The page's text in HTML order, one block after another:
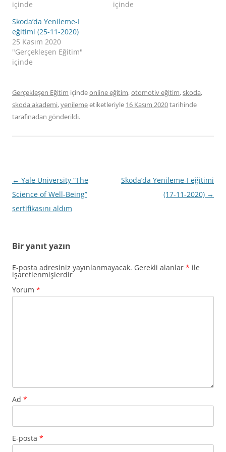
içinde
içinde
Skoda’da Yenileme-I
eğitimi (25-11-2020)
25 Kasım 2020
"Gerçekleşen Eğitim"
içinde
Gerçekleşen Eğitim içindeonline eğitim,otomotiv eğitim,skoda,
skoda akademi,yenilemeetiketleriyle 16 Kasım 2020tarihinde
tarafınadan gönderildi.
Yazı
dolaşımı
← Yale University “The
Science of Well-Being”
sertifikasını aldım
Skoda’da Yenileme-I eğitimi
(17-11-2020) →
Bir yanıt yazın
E-posta adresiniz yayınlanmayacak. Gerekli alanlar * ile
işaretlenmişlerdir
Yorum *
Ad *
E-posta *